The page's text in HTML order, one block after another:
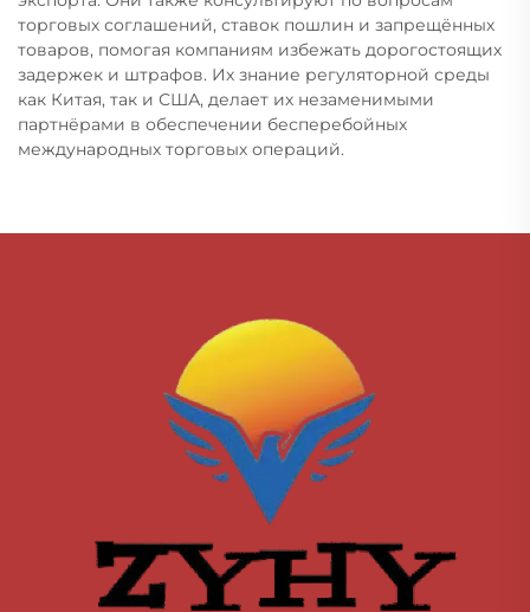
торговых соглашений, ставок пошлин и запрещённых
товаров, помогая компаниям избежать дорогостоящих
задержек и штрафов. Их знание регуляторной среды
как Китая, так и США, делает их незаменимыми
партнёрами в обеспечении бесперебойных
международных торговых операций.